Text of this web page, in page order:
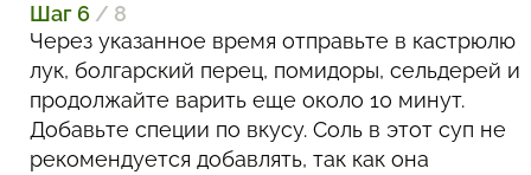
Шаг 6 / 8
Через указанное время отправьте в кастрюлю
лук, болгарский перец, помидоры, сельдерей и
продолжайте варить еще около 10 минут.
Добавьте специи по вкусу. Соль в этот суп не
рекомендуется добавлять, так как она